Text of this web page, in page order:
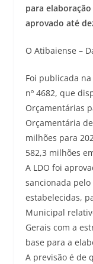
para
aprovado até
O Atibaiense –
Foi publicada
nº 4682, que
Orçamentárias
Orçamentária
milhões para
582,3 milhões
A LDO foi
sancionada pelo
estabelecidas,
Municipal
Gerais com a
base para a
A previsão é de